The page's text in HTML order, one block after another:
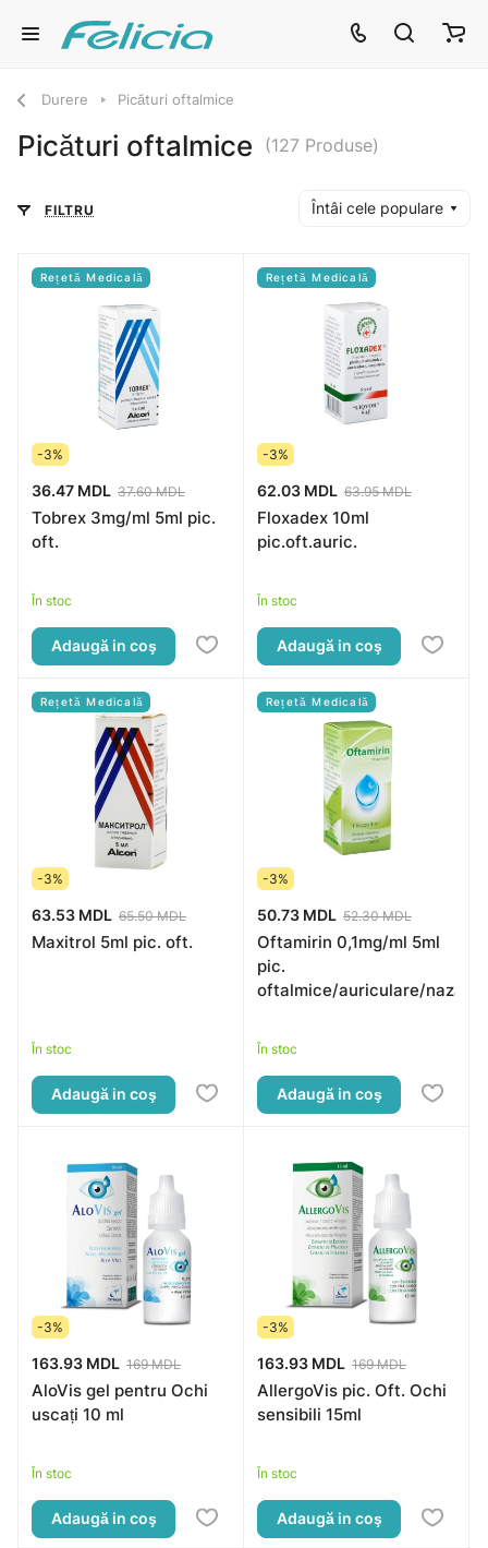
Durere Picături oftalmice
Picături oftalmice (127 Produse)
FILTRU Întâi cele populare
Rețetă Medicală
-3%
36.47 MDL 37.60 MDL
Tobrex 3mg/ml 5ml pic.
oft.
În stoc
Adaugă in coş
Rețetă Medicală
-3%
62.03 MDL 63.95 MDL
Floxadex 10ml
pic.oft.auric.
În stoc
Adaugă in coş
Rețetă Medicală
-3%
63.53 MDL 65.50 MDL
Maxitrol 5ml pic. oft.
În stoc
Adaugă in coş
Rețetă Medicală
-3%
50.73 MDL 52.30 MDL
Oftamirin 0,1mg/ml 5ml
pic.
oftalmice/auriculare/nazale
În stoc
Adaugă in coş
-3%
163.93 MDL 169 MDL
AloVis gel pentru Ochi
uscați 10 ml
În stoc
Adaugă in coş
-3%
163.93 MDL 169 MDL
AllergoVis pic. Oft. Ochi
sensibili 15ml
În stoc
Adaugă in coş